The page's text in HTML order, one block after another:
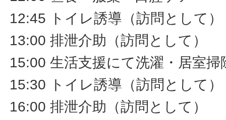
12:45 トイレ誘導（訪問として）
13:00 排泄介助（訪問として）
15:00 生活支援にて洗濯・居室
15:30 トイレ誘導（訪問として）
16:00 排泄介助（訪問として）